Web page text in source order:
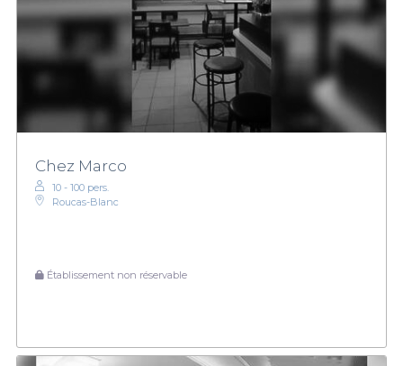
Chez Marco
10 - 100 pers.
Roucas-Blanc
Établissement non réservable